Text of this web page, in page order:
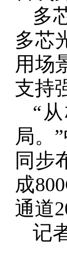
多
多芯
用场
支持
“
局。
同步
成
通道
记